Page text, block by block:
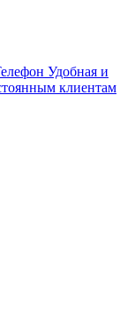
Удобная и
клиентам